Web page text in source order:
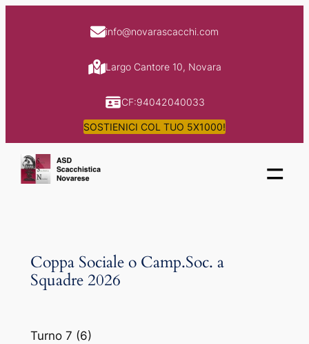
info@novarascacchi.com
Largo Cantore 10, Novara
CF:94042040033
SOSTIENICI COL TUO 5X1000!
=
Coppa Sociale o Camp.Soc. a
Squadre 2026
Turno 7 (6)